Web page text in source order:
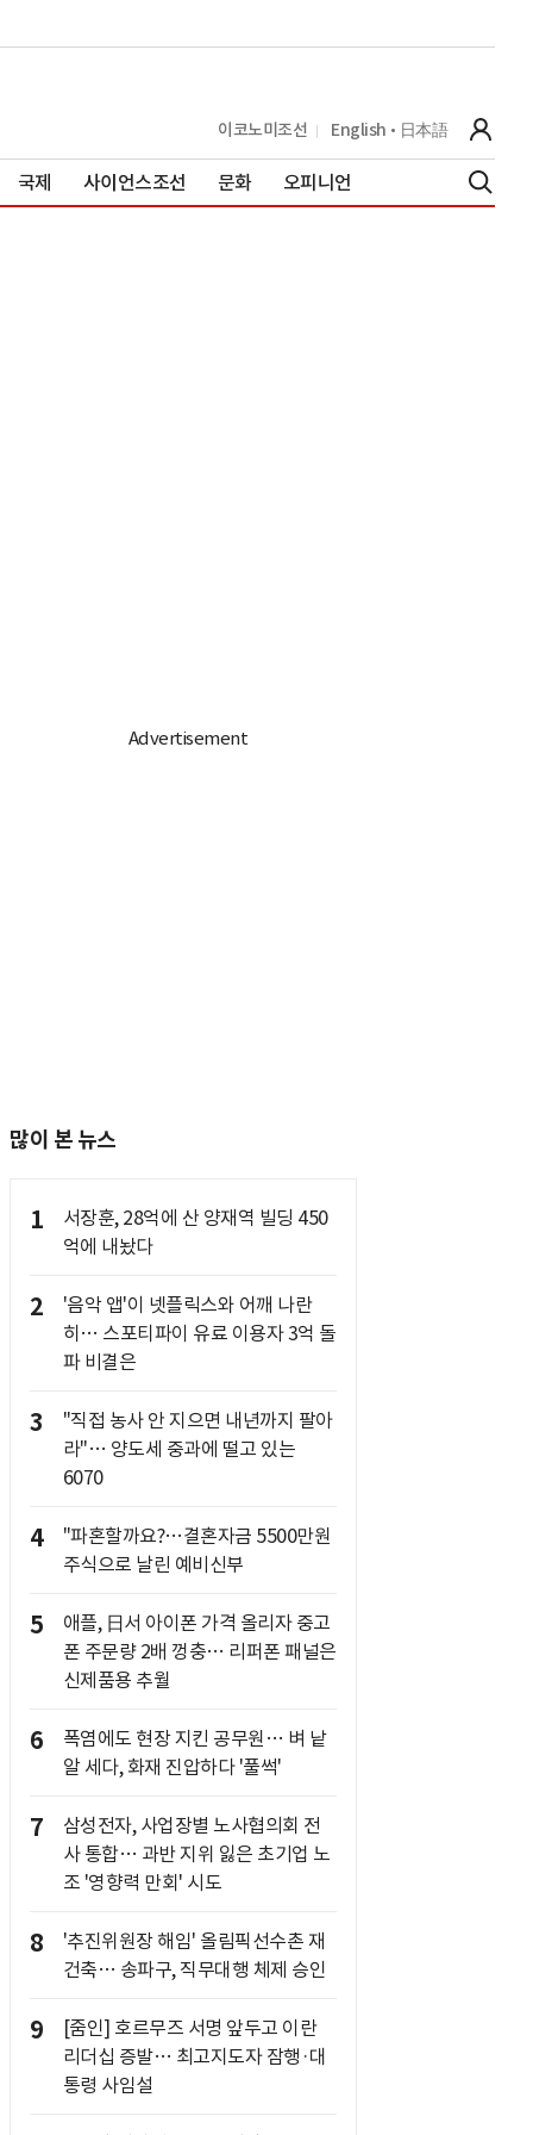
이코노미조선 English 日本語
국제 사이언스조선 문화 오피니언
많이 본 뉴스
1
서장훈, 28억에 산 양재역 빌딩 450
억에 내놨다
2
'음악 앱'이 넷플릭스와 어깨 나란
히… 스포티파이 유료 이용자 3억 돌
파 비결은
3
"직접 농사 안 지으면 내년까지 팔아
라"… 양도세 중과에 떨고 있는
6070
4
"파혼할까요?…결혼자금 5500만원
주식으로 날린 예비신부
5
애플, 日서 아이폰 가격 올리자 중고
폰 주문량 2배 껑충… 리퍼폰 패널은
신제품용 추월
6
폭염에도 현장 지킨 공무원… 벼 낱
알 세다, 화재 진압하다 '풀썩'
7
삼성전자, 사업장별 노사협의회 전
사 통합… 과반 지위 잃은 초기업 노
조 '영향력 만회' 시도
8
'추진위원장 해임' 올림픽선수촌 재
건축… 송파구, 직무대행 체제 승인
9
[줌인] 호르무즈 서명 앞두고 이란
리더십 증발… 최고지도자 잠행·대
통령 사임설